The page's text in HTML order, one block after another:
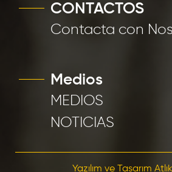
CONTACTOS
Contacta con
Medios
MEDIOS
NOTICIAS
Yazılım ve Tasarım